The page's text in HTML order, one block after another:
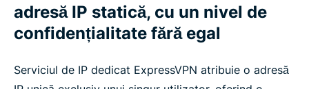
adresă IP statică, cu un nivel de
confidențialitate fără egal
Serviciul de IP dedicat ExpressVPN atribuie o adresă